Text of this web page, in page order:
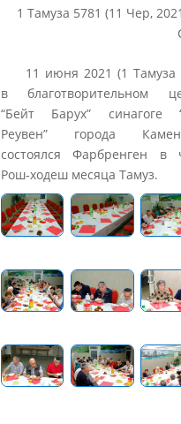
1 Тамуза 5781 (11 Чер,
11 июня 2021 (1 Тамуза
в благотворительном
“Бейт Барух” синагоге
Реувен” города
состоялся Фарбренген в
Рош-ходеш месяца Тамуз.